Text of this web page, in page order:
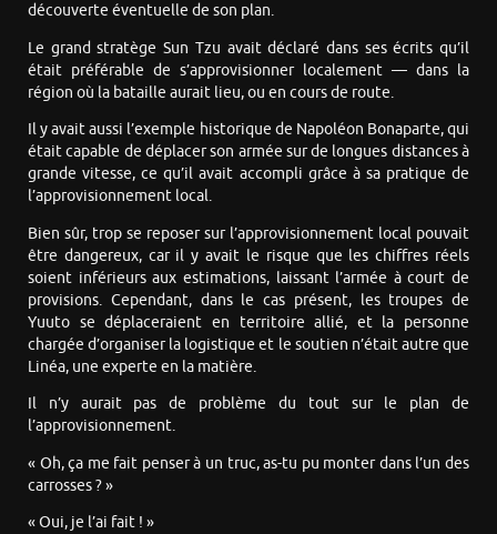
découverte éventuelle de son plan.
Le grand stratège Sun Tzu avait déclaré dans ses écrits qu’il
était préférable de s’approvisionner localement — dans la
région où la bataille aurait lieu, ou en cours de route.
Il y avait aussi l’exemple historique de Napoléon Bonaparte, qui
était capable de déplacer son armée sur de longues distances à
grande vitesse, ce qu’il avait accompli grâce à sa pratique de
l’approvisionnement local.
Bien sûr, trop se reposer sur l’approvisionnement local pouvait
être dangereux, car il y avait le risque que les chiffres réels
soient inférieurs aux estimations, laissant l’armée à court de
provisions. Cependant, dans le cas présent, les troupes de
Yuuto se déplaceraient en territoire allié, et la personne
chargée d’organiser la logistique et le soutien n’était autre que
Linéa, une experte en la matière.
Il n’y aurait pas de problème du tout sur le plan de
l’approvisionnement.
« Oh, ça me fait penser à un truc, as-tu pu monter dans l’un des
carrosses ? »
« Oui, je l’ai fait ! »